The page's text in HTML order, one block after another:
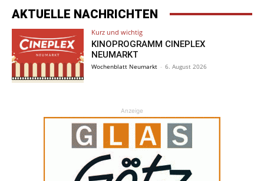
AKTUELLE NACHRICHTEN
Kurz und wichtig
KINOPROGRAMM CINEPLEX
NEUMARKT
Wochenblatt Neumarkt - 6. August 2026
Anzeige